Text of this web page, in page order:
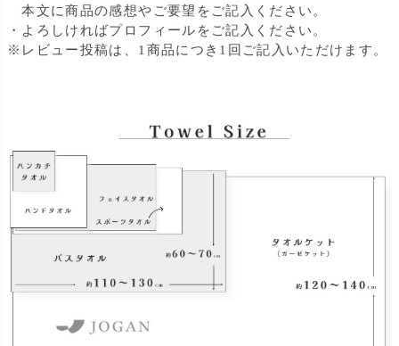
本文に商品の感想やご要望をご記入ください。
・よろしければプロフィールをご記入ください。
※レビュー投稿は、1商品につき1回ご記入いただけます。